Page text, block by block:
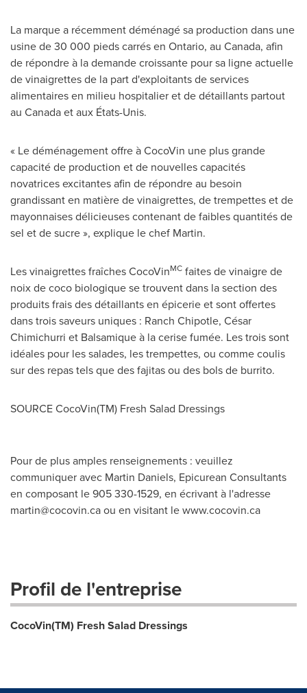
La marque a récemment déménagé sa production dans une
usine de 30 000 pieds carrés en Ontario, au Canada, afin
de répondre à la demande croissante pour sa ligne actuelle
de vinaigrettes de la part d'exploitants de services
alimentaires en milieu hospitalier et de détaillants partout
au Canadaet aux États-Unis.
« Le déménagement offre à CocoVin une plus grande
capacité de production et de nouvelles capacités
novatrices excitantes afin de répondre au besoin
grandissant en matière de vinaigrettes, de trempettes et de
mayonnaises délicieuses contenant de faibles quantités de
sel et de sucre », explique le chef Martin.
Les vinaigrettes fraîches CocoVinMC faites de vinaigre de
noix de coco biologique se trouvent dans la section des
produits frais des détaillants en épicerie et sont offertes
dans trois saveurs uniques : Ranch Chipotle, César
Chimichurri et Balsamique à la cerise fumée. Les trois sont
idéales pour les salades, les trempettes, ou comme coulis
sur des repas tels que des fajitas ou des bols de burrito.
SOURCE CocoVin(TM) Fresh Salad Dressings
Pour de plus amples renseignements : veuillez
communiquer avec Martin Daniels, Epicurean Consultants
en composant le 905 330-1529, en écrivant à l'adresse
martin@cocovin.caou en visitant le www.cocovin.ca
Profil de l'entreprise
CocoVin(TM) Fresh Salad Dressings